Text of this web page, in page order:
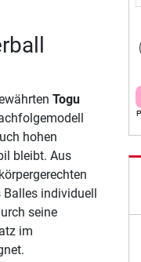
Togu
hohen
bleibt. Aus
Balles individuell
seine
im